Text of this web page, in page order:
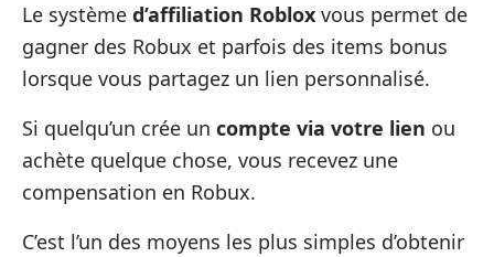
Le système d’affiliation Roblox vous permet de
gagner des Robux et parfois des items bonus
lorsque vous partagez un lien personnalisé.
Si quelqu’un crée un compte via votre lien ou
achète quelque chose, vous recevez une
compensation en Robux.
C’est l’un des moyens les plus simples d’obtenir